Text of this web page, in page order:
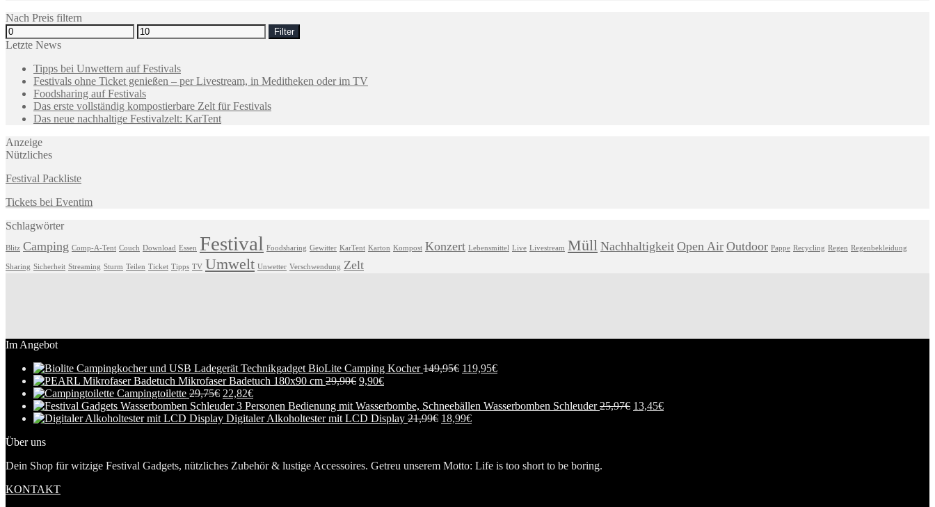
Nach Preis filtern
Filter
Letzte News
Tipps bei Unwettern auf Festivals
Festivals ohne Ticket genießen – per Livestream, in Meditheken oder im TV
Foodsharing auf Festivals
Das erste vollständig kompostierbare Zelt für Festivals
Das neue nachhaltige Festivalzelt: KarTent
Anzeige
Nützliches
Festival Packliste
Tickets bei Eventim
Schlagwörter
Blitz Camping Comp-A-Tent Couch Download Essen Festival Foodsharing Gewitter KarTent Karton Kompost Konzert Lebensmittel Live Livestream Müll Nachhaltigkeit Open Air Outdoor Pappe Recycling Regen Regenbekleidung
Sharing Sicherheit Streaming Sturm Teilen Ticket Tipps TV Umwelt Unwetter Verschwendung Zelt
Im Angebot
BioLite Camping Kocher 149,95€ 119,95€
Mikrofaser Badetuch 180x90 cm 29,90€ 9,90€
Campingtoilette 29,75€ 22,82€
Wasserbomben Schleuder 25,97€ 13,45€
Digitaler Alkoholtester mit LCD Display 21,99€ 18,99€
Über uns
Dein Shop für witzige Festival Gadgets, nützliches Zubehör & lustige Accessoires. Getreu unserem Motto: Life is too short to be boring.
KONTAKT